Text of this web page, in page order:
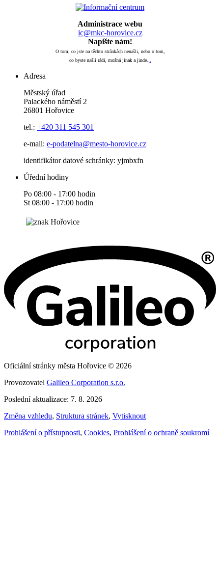
Administrace webu
ic@mkc-horovice.cz
Napište nám!
O tom, co jste na těchto stránkách nenašli, nebo o tom,
co byste našli rádi, možná jinak a jinde...
Adresa
Městský úřad
Palackého náměstí 2
26801 Hořovice
tel.: +420 311 545 301
e-mail: e-podatelna@mesto-horovice.cz
identifikátor datové schránky: yjmbxfn
Úřední hodiny
Po 08:00 - 17:00 hodin
St 08:00 - 17:00 hodin
Oficiální stránky města Hořovice © 2026
Provozovatel Galileo Corporation s.r.o.
Poslední aktualizace: 7. 8. 2026
Změna vzhledu, Struktura stránek, Vytisknout
Prohlášení o přístupnosti, Cookies, Prohlášení o ochraně soukromí